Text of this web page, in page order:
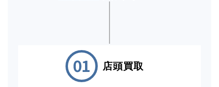
店頭買取